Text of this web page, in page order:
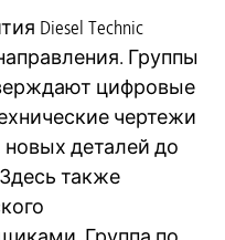
Diesel Technic
Группы
цифровые
чертежи
деталей до
также